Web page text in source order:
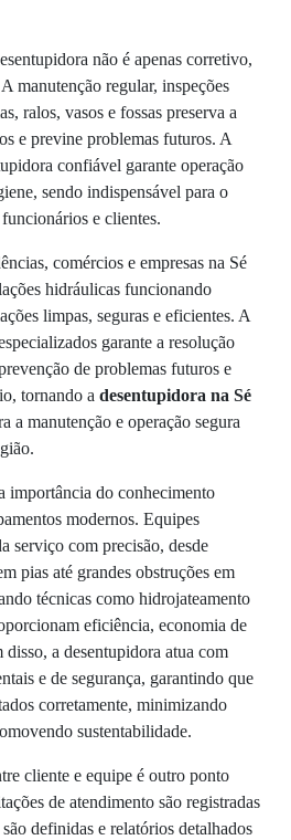
não é apenas corretivo,
manutenção regular, inspeções
ralos, vasos e fossas preserva a
e previne problemas futuros. A
confiável garante operação
sendo indispensável para o
e clientes.
comércios e empresas na Sé
hidráulicas funcionando
limpas, seguras e eficientes. A
garante a resolução
de problemas futuros e
tornando a desentupidora na Sé
a manutenção e operação segura
importância do conhecimento
modernos. Equipes
serviço com precisão, desde
pias até grandes obstruções em
técnicas como hidrojateamento
eficiência, economia de
a desentupidora atua com
e de segurança, garantindo que
corretamente, minimizando
sustentabilidade.
cliente e equipe é outro ponto
de atendimento são registradas
definidas e relatórios detalhados